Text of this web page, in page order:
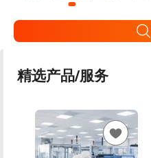
精选产品/服务